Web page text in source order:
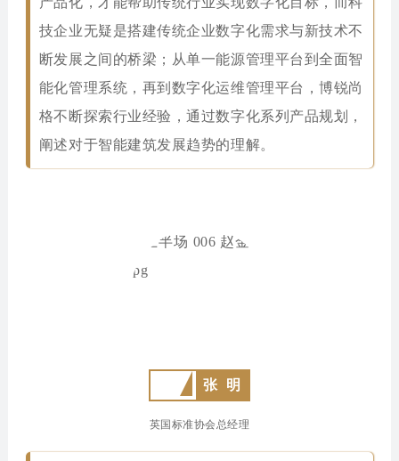
技企业无疑是搭建传统企业数字化需求与新技术不
断发展之间的桥梁；从单一能源管理平台到全面智
能化管理系统，再到数字化运维管理平台，博锐尚
格不断探索行业经验，通过数字化系列产品规划，
阐述对于智能建筑发展趋势的理解。
张 明
英国标准协会总经理